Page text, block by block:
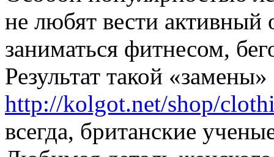
не любят вести активный
заниматься фитнесом,
Результат такой
http://kolgot.net/shop/
всегда, британские